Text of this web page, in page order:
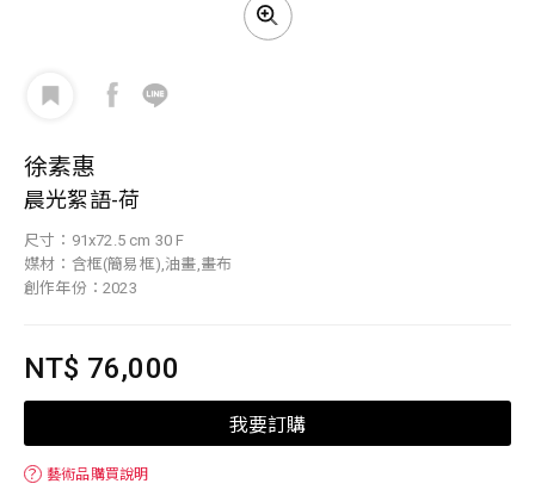
徐素惠
晨光絮語-荷
尺寸：91x72.5 cm 30 F
媒材：含框(簡易框),油畫,畫布
創作年份：2023
NT$ 76,000
我要訂購
？ 藝術品購買說明